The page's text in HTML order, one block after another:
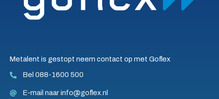
Metalent is gestopt neem contact op met Goflex
Bel 088-1600 500
E-mail naar info@goflex.nl